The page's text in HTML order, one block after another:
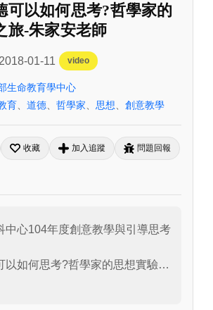
可以如何思考?哲學家的
旅-朱家安老師
2018-01-11
video
生命教育學中心
育 道德 哲學家 思想 創意教學
收藏 加入追蹤 問題回報
中心104年度創意教學與引導思考
以如何思考?哲學家的思想實驗之